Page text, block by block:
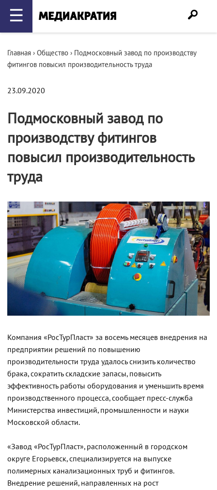
☰
Главная › Общество › Подмосковный завод по производству
фитингов повысил производительность труда
23.09.2020
Подмосковный завод по
производству фитингов
повысил производительность
труда
Компания «РосТурПласт» за восемь месяцев внедрения на
предприятии решений по повышению
производительности труда удалось снизить количество
брака, сократить складские запасы, повысить
эффективность работы оборудования и уменьшить время
производственного процесса, сообщает пресс-служба
Министерства инвестиций, промышленности и науки
Московской области.
«Завод «РосТурПласт», расположенный в городском
округе Егорьевск, специализируется на выпуске
полимерных канализационных труб и фитингов.
Внедрение решений, направленных на рост